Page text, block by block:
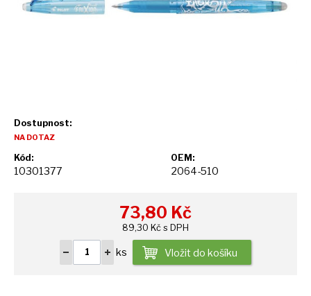
Dostupnost:
NA DOTAZ
Kód:
10301377
OEM:
2064-510
73,80 Kč
89,30 Kč s DPH
ks Vložit do košíku